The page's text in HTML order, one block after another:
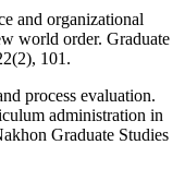
and organizational
world order. Graduate
101.
process evaluation.
administration in
Graduate Studies